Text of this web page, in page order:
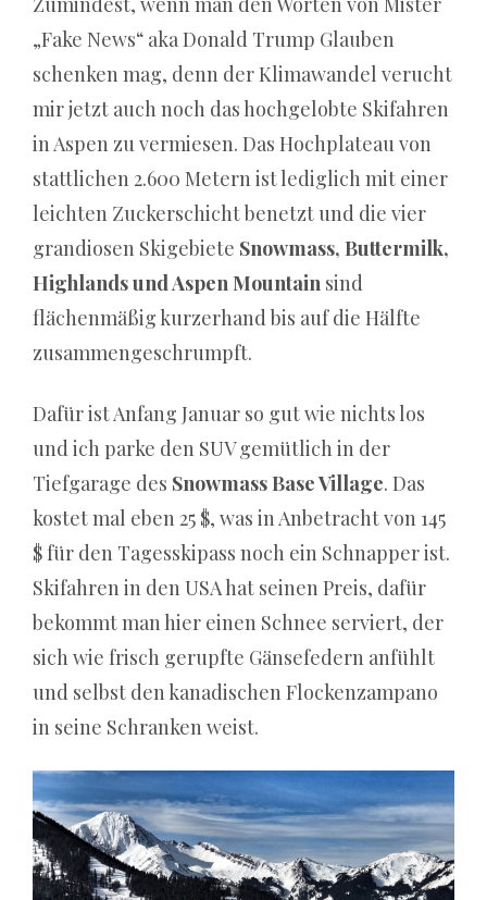
Fernsehen
uraufgeführt.
Online
Casino
Varianten:
Warum
das
wahre
Spiel
nie
im
Werbe‑Blabla
stattfindet
Eine
echte
Innovation
mit
vielen
Apps,
die
Leben
voller
Spaß
machen.
„Fake News“ aka Donald Trump Glauben
schenken mag, denn der Klimawandel verucht
mir jetzt auch noch das hochgelobte Skifahren
in Aspen zu vermiesen. Das Hochplateau von
stattlichen 2.600 Metern ist lediglich mit einer
leichten Zuckerschicht benetzt und die vier
grandiosen Skigebiete Snowmass, Buttermilk,
Highlands und Aspen Mountain sind
flächenmäßig kurzerhand bis auf die Hälfte
zusammengeschrumpft.
Dafür ist Anfang Januar so gut wie nichts los
und ich parke den SUV gemütlich in der
Tiefgarage des Snowmass Base Village. Das
kostet mal eben 25 $, was in Anbetracht von 145
$ für den Tagesskipass noch ein Schnapper ist.
Skifahren in den USA hat seinen Preis, dafür
bekommt man hier einen Schnee serviert, der
sich wie frisch gerupfte Gänsefedern anfühlt
und selbst den kanadischen Flockenzampano
in seine Schranken weist.